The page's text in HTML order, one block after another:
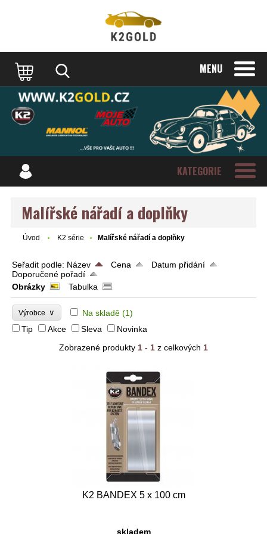
MENU
KATEGORIE
Malířské nářadí a doplňky
Úvod K2 série Malířské nářadí a doplňky
Seřadit podle: Název Cena
Datum přidání
Doporučené pořadí
Obrázky
Tabulka
Výrobce ∨ Na skladě (1)
Tip
Akce Sleva
Novinka
Zobrazené produkty 1 - 1 z celkových 1
K2 BANDEX 5 x 100 cm
skladem